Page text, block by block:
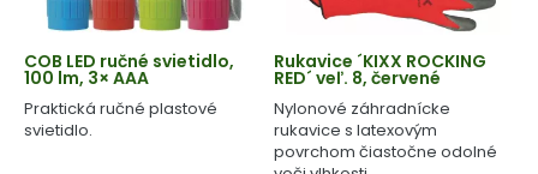
COB LED ručné svietidlo,
100 lm, 3× AAA
Praktická ručné plastové
svietidlo.
Rukavice ´KIXX ROCKING
RED´ veľ. 8, červené
Nylonové záhradnícke
rukavice s latexovým
povrchom čiastočne odolné